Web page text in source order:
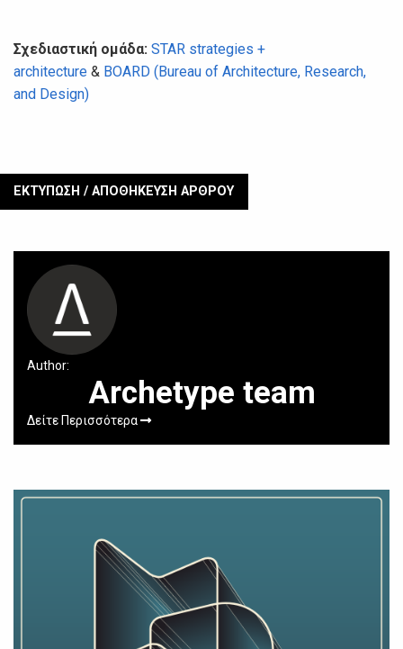
Σχεδιαστική ομάδα: STAR strategies +
architecture & BOARD (Bureau of Architecture, Research,
and Design)
ΕΚΤΥΠΩΣΗ / ΑΠΟΘΗΚΕΥΣΗ ΑΡΘΡΟΥ
Author:
Archetype team
Δείτε Περισσότερα